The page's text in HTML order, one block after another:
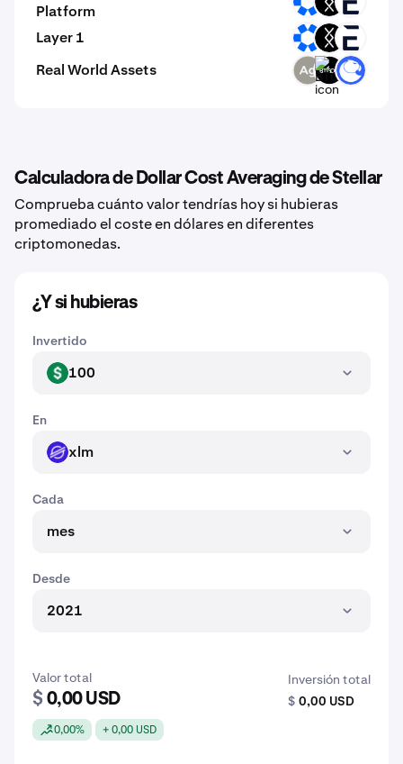
Platform
OMNI DRC EVR
Layer 1 OMNI DRC EVR
Real World Assets SLVR BTGOX ANT
Calculadora de Dollar Cost Averaging de Stellar
Comprueba cuánto valor tendrías hoy si hubieras
promediado el coste en dólares en diferentes
criptomonedas.
¿Y si hubieras
Invertido
USD 100
En
XLM xlm
Cada
mes
Desde
2021
Valor total
$ 0,00 USD
0,00% + 0,00 USD
Inversión total
$ 0,00 USD